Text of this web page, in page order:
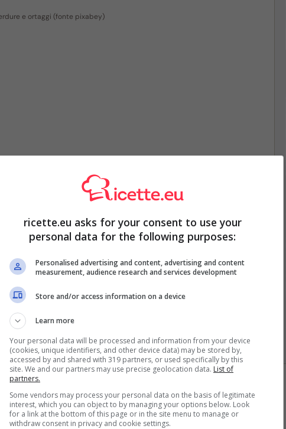
e ortaggi (fonte pixabey)
odore: provate questo rimedio infallibile
questi rimedi super efficaci!
sapone che verranno in vostro soccorso. Per
non c’è bisogno di strofinare la pelle con
un limone a metà e lasciamo premiamo il succo
buccia per strofinare con delicatezza sulle macchie
e ripetiamo il procedimento.
ricette.eu asks for your consent to use your
personal data for the following purposes:
Personalised advertising and content, advertising and content
measurement, audience research and services development
Store and/or access information on a device
Learn more
Your personal data will be processed and information from your device
(cookies, unique identifiers, and other device data) may be stored by,
accessed by and shared with 319 partners, or used specifically by this
site. We and our partners may use precise geolocation data. List of
partners.
Some vendors may process your personal data on the basis of legitimate
interest, which you can object to by managing your options below. Look
for a link at the bottom of this page or in the site menu to manage or
withdraw consent in privacy and cookie settings.